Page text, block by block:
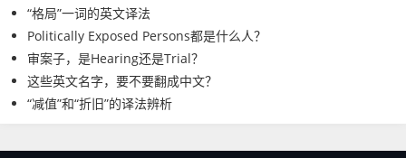
“格局”一词的英文译法
Politically Exposed Persons都是什么人？
审案子，是Hearing还是Trial？
这些英文名字，要不要翻成中文？
“减值”和“折旧”的译法辨析